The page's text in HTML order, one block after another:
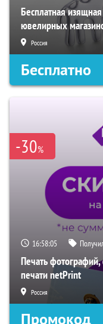
Бесплатная
ювелирных
Россия
Бесплатно
-30%
16:58:03
Печать
печати netPrint
Россия
Промокод